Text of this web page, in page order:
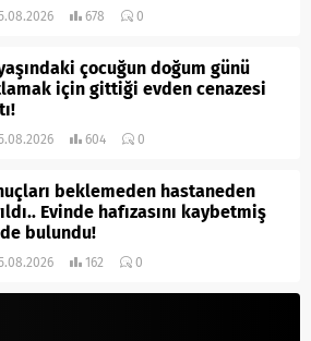
678 0
çocuğun doğum günü
için gittiği evden cenazesi
604 0
beklemeden hastaneden
Evinde hafızasını kaybetmiş
bulundu!
162 0